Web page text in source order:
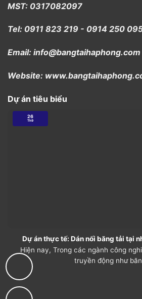
MST: 0317082097
Tel: 0911 823 219 - 0914 250
Email: info@bangtaihaphong.com
Website:
Dự án tiêu biểu
Dự án thực tế: Dán nối băng tải tại
Hiện nay, Trong các ngành công
truyền động như
26
Th9